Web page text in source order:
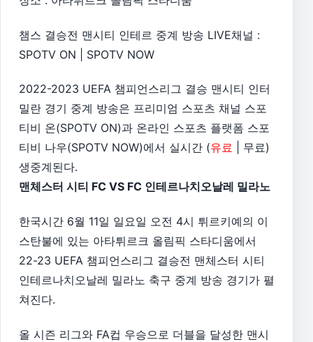
챔스 결승전 맨시티 인테르 중계 방송 LIVE채널 :
SPOTV ON | SPOTV NOW
2022-2023 UEFA 챔피언스리그 결승 맨시티 인터
밀란 경기 중계 방송은 프리미엄 스포츠 채널 스포
티비 온(SPOTV ON)과 온라인 스포츠 플랫폼 스포
티비 나우(SPOTV NOW)에서 실시간 (유료 | 무료)
생중계된다.
맨체스터 시티 FC VS FC 인테르나치오날레 밀라노
한국시간 6월 11일 일요일 오전 4시 튀르키예의 이
스탄불에 있는 아타튀르크 올림픽 스타디움에서
22-23 UEFA 챔피언스리그 결승전 맨체스터 시티
인테르나치오날레 밀라노 축구 중계 방송 경기가 펼
쳐진다.
올 시즌 리그와 FA컵 우승으로 더블을 달성한 맨시